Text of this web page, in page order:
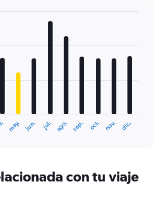
may. jun. jul. ago. sep. oct. nov. dic.
con tu viaje